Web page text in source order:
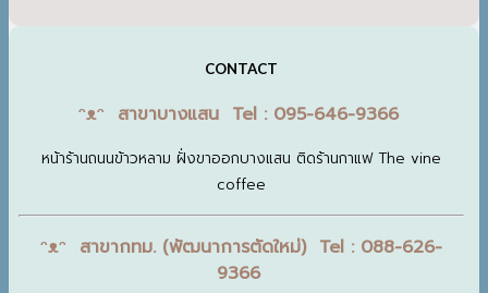
CONTACT
ᵔᴥᵔ สาขาบางแสน Tel : 095-646-9366
หน้าร้านถนนข้าวหลาม ฝั่งขาออกบางแสน ติดร้านกาแฟ The vine
coffee
ᵔᴥᵔ สาขากทม. (พัฒนาการตัดใหม่) Tel : 088-626-
9366